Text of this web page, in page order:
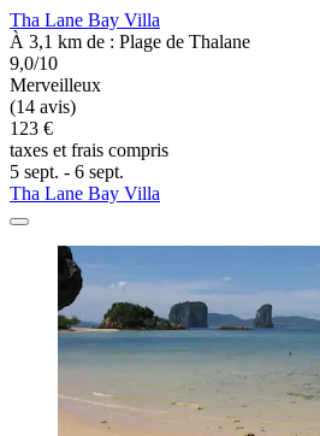
Tha Lane Bay Villa
À 3,1 km de : Plage de Thalane
9,0/10
Merveilleux
(14 avis)
123 €
taxes et frais compris
5 sept. - 6 sept.
Tha Lane Bay Villa